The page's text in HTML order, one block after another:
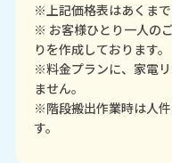
※上記価格表はあくまで
※ お客様ひとり一人の
りを作成しております。
※料金プランに、家電
ません。
※階段搬出作業時は人
す。